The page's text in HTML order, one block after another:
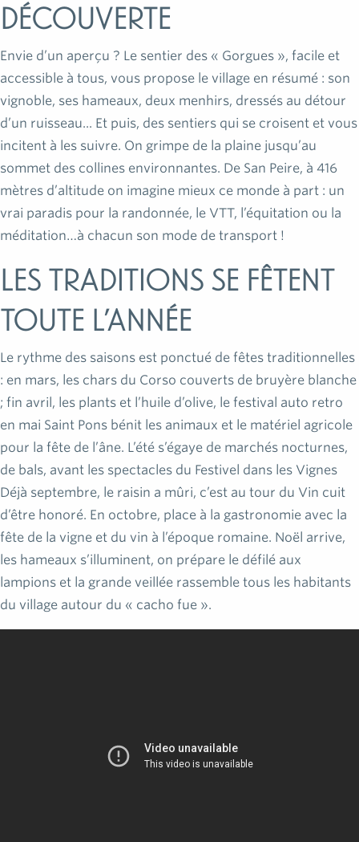
découverte
Envie d’un aperçu ? Le sentier des « Gorgues », facile et
accessible à tous, vous propose le village en résumé : son
vignoble, ses hameaux, deux menhirs, dressés au détour
d’un ruisseau... Et puis, des sentiers qui se croisent et vous
incitent à les suivre. On grimpe de la plaine jusqu’au
sommet des collines environnantes. De San Peire, à 416
mètres d’altitude on imagine mieux ce monde à part : un
vrai paradis pour la randonnée, le VTT, l’équitation ou la
méditation…à chacun son mode de transport !
Les traditions se fêtent
toute l’année
Le rythme des saisons est ponctué de fêtes traditionnelles
: en mars, les chars du Corso couverts de bruyère blanche
; fin avril, les plants et l’huile d’olive, le festival auto retro
en mai Saint Pons bénit les animaux et le matériel agricole
pour la fête de l’âne. L’été s’égaye de marchés nocturnes,
de bals, avant les spectacles du Festivel dans les Vignes
Déjà septembre, le raisin a mûri, c’est au tour du Vin cuit
d’être honoré. En octobre, place à la gastronomie avec la
fête de la vigne et du vin à l’époque romaine. Noël arrive,
les hameaux s’illuminent, on prépare le défilé aux
lampions et la grande veillée rassemble tous les habitants
du village autour du « cacho fue ».